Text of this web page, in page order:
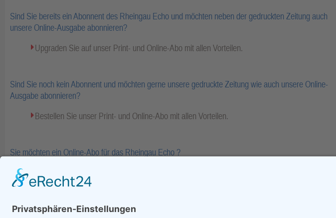
Sind Sie bereits ein Abonnent des Rheingau Echo und möchten neben der gedruckten Zeitung auch
unsere Online-Ausgabe abonnieren?
Upgraden Sie auf unser Print- und Online-Abo mit allen Vorteilen.
Sind Sie noch kein Abonnent und möchten gerne unsere gedruckte Zeitung wie auch unsere Online-
Ausgabe abonnieren?
Bestellen Sie unser Print- und Online-Abo mit allen Vorteilen.
Sie möchten ein Online-Abo für das Rheingau Echo ?